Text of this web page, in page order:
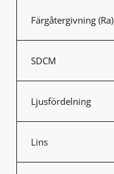
Färgåtergivning (Ra)
SDCM
Ljusfördelning
Lins